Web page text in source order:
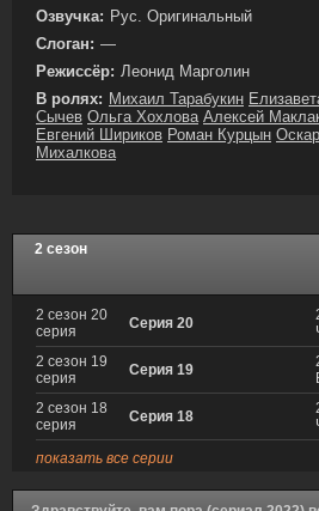
Озвучка: Рус. Оригинальный
Слоган: —
Режиссёр: Леонид Марголин
В ролях: Михаил Тарабукин
Сычев Ольга Хохлова Алексей
Евгений Шириков Роман Курцын
Михалкова
2 сезон
2 сезон 20
серия
Серия 20
2 сезон 19
серия
Серия 19
2 сезон 18
серия
Серия 18
показать все серии